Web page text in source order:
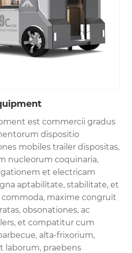
est commercii gradus
dispositio
mobiles trailer dispositas,
nucleorum coquinaria,
et electricam
aptabilitate, stabilitate, et
maxime congruit
obsonationes, ac
et compatitur cum
alta-frixorium,
laborum, praebens